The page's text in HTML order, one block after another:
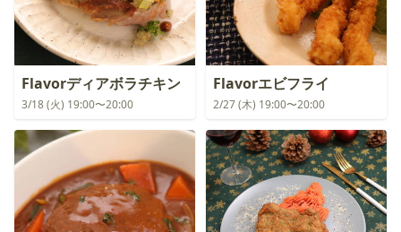
Flavorディアボラチキン
3/18 (火) 19:00〜20:00
Flavorエビフライ
2/27 (木) 19:00〜20:00